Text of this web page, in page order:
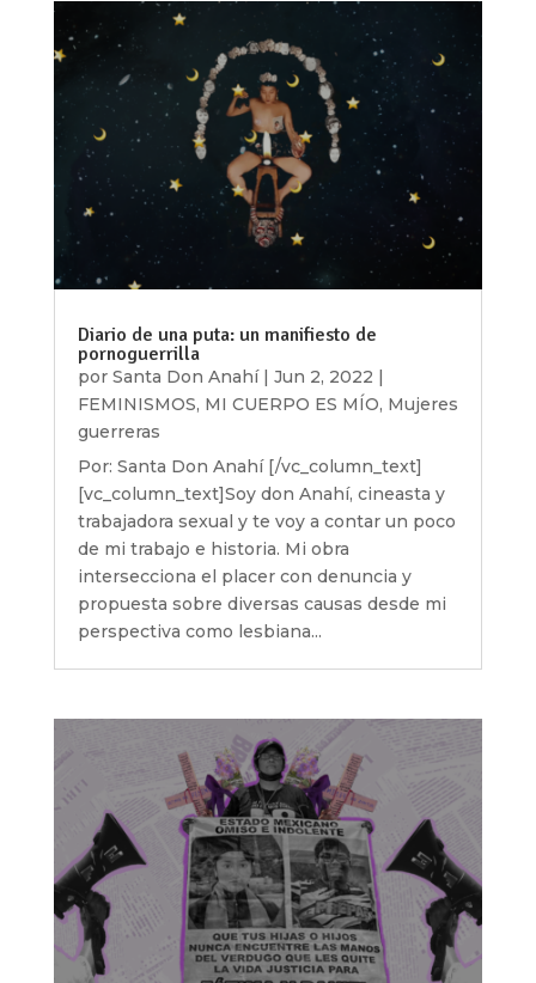
Diario de una puta: un manifiesto de
pornoguerrilla
por Santa Don Anahí| Jun 2, 2022 |
FEMINISMOS, MI CUERPO ES MÍO, Mujeres
guerreras
Por: Santa Don Anahí [/vc_column_text]
[vc_column_text]Soy don Anahí, cineasta y
trabajadora sexual y te voy a contar un poco
de mi trabajo e historia. Mi obra
intersecciona el placer con denuncia y
propuesta sobre diversas causas desde mi
perspectiva como lesbiana...